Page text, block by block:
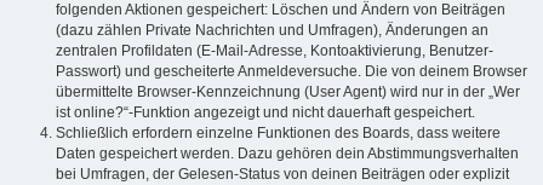
folgenden Aktionen gespeichert: Löschen und Ändern von Beiträgen
(dazu zählen Private Nachrichten und Umfragen), Änderungen an
zentralen Profildaten (E-Mail-Adresse, Kontoaktivierung, Benutzer-
Passwort) und gescheiterte Anmeldeversuche. Die von deinem Browser
übermittelte Browser-Kennzeichnung (User Agent) wird nur in der „Wer
ist online?“-Funktion angezeigt und nicht dauerhaft gespeichert.
Schließlich erfordern einzelne Funktionen des Boards, dass weitere
Daten gespeichert werden. Dazu gehören dein Abstimmungsverhalten
bei Umfragen, der Gelesen-Status von deinen Beiträgen oder explizit